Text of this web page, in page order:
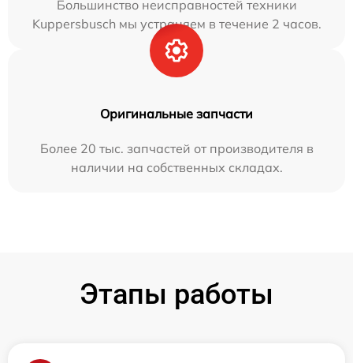
Большинство неисправностей техники
Kuppersbusch мы устраняем в течение 2 часов.
Оригинальные запчасти
Более 20 тыс. запчастей от производителя в
наличии на собственных складах.
Этапы работы